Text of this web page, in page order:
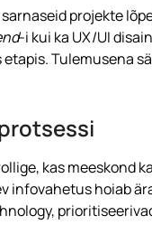
projekte
-i kui ka UX/UI
Tulemusena
kas meeskond
infovahetus hoiab